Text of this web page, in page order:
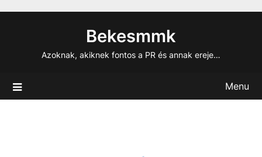
Bekesmmk
Azoknak, akiknek fontos a PR és annak ereje…
Menu